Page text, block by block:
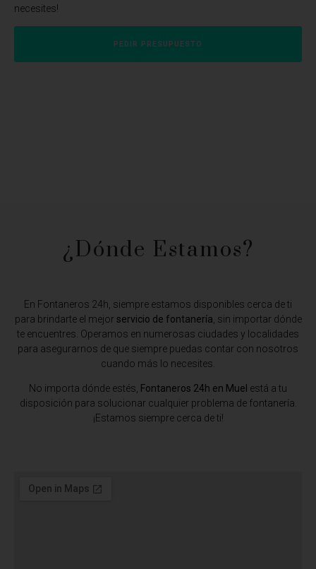
necesites!
PEDIR PRESUPUESTO
¿Dónde Estamos?​
En Fontaneros 24h, siempre estamos disponibles cerca de ti
para brindarte el mejor servicio de fontanería , sin importar dónde
te encuentres. Operamos en numerosas ciudades y localidades
para asegurarnos de que siempre puedas contar con nosotros
cuando más lo necesites.
No importa dónde estés, Fontaneros 24h en Muel está a tu
disposición para solucionar cualquier problema de fontanería.
¡Estamos siempre cerca de ti!